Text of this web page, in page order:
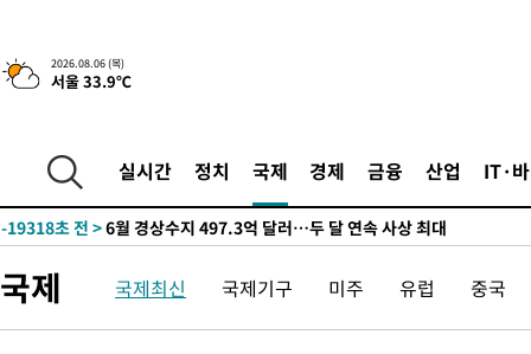
2026.08.06 (목)
서울 33.9℃
실시간 정치 국제 경제 금융 산업 IT·
-26760초 전 >[속보]전남광주 초대 시민추천 부시장에 백승주·윤난실
-24321초 전 >서울 열대야 15일째 지속…비공식 '초열대야' 30도 넘어
-22871초 전 >
[속보]코스피, 119.51포인트(1.81%) 내린 6478.75 개장
-19318초 전 >
-19269초 전 >서울 낮 39도 '폭염중대경보'…40도 관측 가능성도
-8804초 전 >
[속보] 호르무즈 해협 이란-오만 협상 기대속 뉴욕증시 혼조 마
-7159초 전 >[속보] 이란 대통령 "지금 최고지도자와 소통하기가 매우 어려
국제 국제최신 국제기구 미주 유럽 중국